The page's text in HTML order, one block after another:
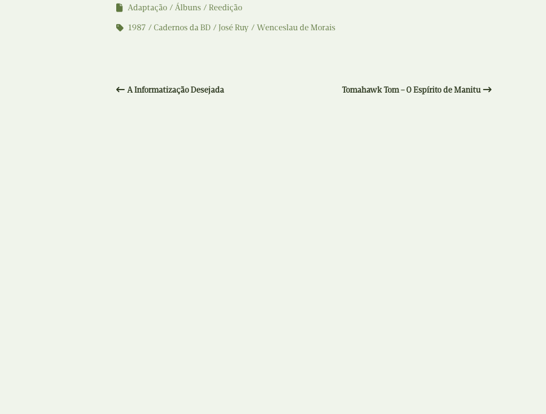
Adaptação Álbuns
Reedição
1987
Cadernos da BD José Ruy Wenceslau de Morais
A Informatização Desejada Tomahawk Tom – O Espírito de Manitu